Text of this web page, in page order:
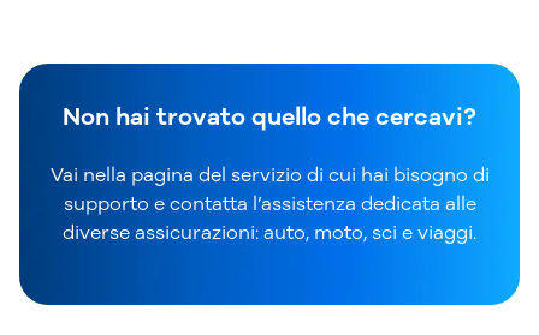
Non hai trovato quello che cercavi?
Vai nella pagina del servizio di cui hai bisogno di
supporto e contatta l’assistenza dedicata alle
diverse assicurazioni: auto, moto, sci e viaggi.